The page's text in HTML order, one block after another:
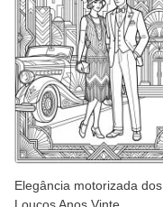
Elegância motorizada dos